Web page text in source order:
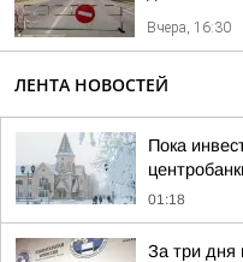
Вчера, 16:30
ЛЕНТА НОВОСТЕЙ
Пока
01:18
За три дня